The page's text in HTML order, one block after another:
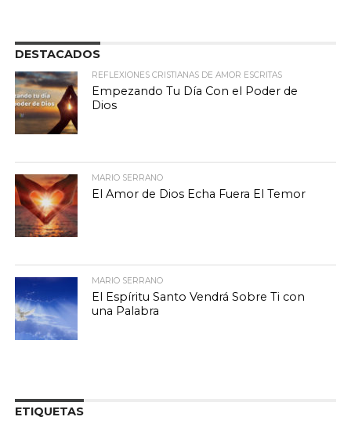
DESTACADOS
REFLEXIONES CRISTIANAS DE AMOR ESCRITAS
Empezando Tu Día Con el Poder de
Dios
MARIO SERRANO
El Amor de Dios Echa Fuera El Temor
MARIO SERRANO
El Espíritu Santo Vendrá Sobre Ti con
una Palabra
ETIQUETAS